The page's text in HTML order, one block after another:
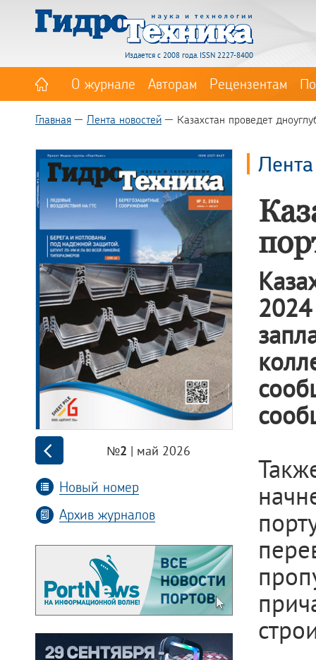
Издается с 2008 года. ISSN 2227-8400
О журнале Авторам Рецензентам
Главная Лента новостей Казахстан проведет
№2 | май 2026
Новый номер
Архив журналов